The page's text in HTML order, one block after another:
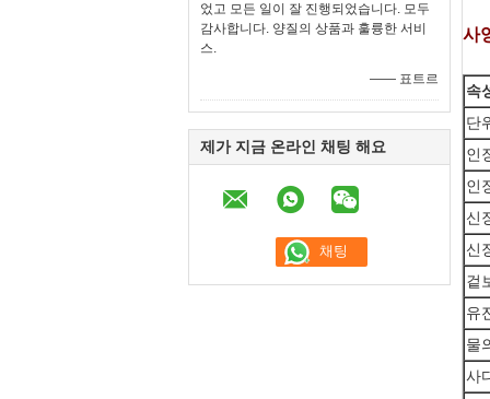
었고 모든 일이 잘 진행되었습니다. 모두
감사합니다. 양질의 상품과 훌륭한 서비
스.
—— 표트르
제가 지금 온라인 채팅 해요
사
속
단
인
인
신
신
겉
유
물
사